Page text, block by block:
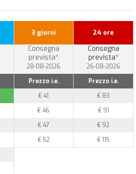
3 giorni
Consegna
prevista*
28-08-2026
Prezzo i.e.
€ 41
€ 46
€ 47
€ 52
24 ore
Consegna
prevista*
26-08-2026
Prezzo i.e.
€ 83
€ 91
€ 92
€ 115